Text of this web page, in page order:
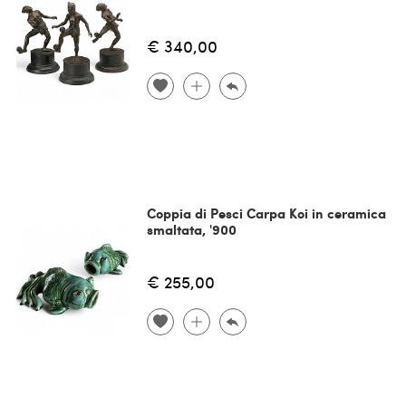
€ 340,00
Coppia di Pesci Carpa Koi in ceramica
smaltata, '900
€ 255,00